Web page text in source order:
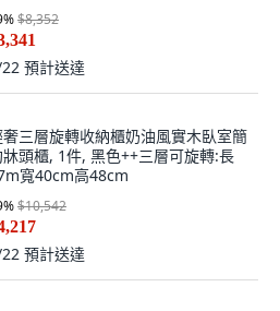
%$8,352
預計送達
三層旋轉收納櫃奶油風實木臥室簡
頭櫃, 1件, 黑色++三層可旋轉:長
寬40cm高48cm
%$10,542
預計送達